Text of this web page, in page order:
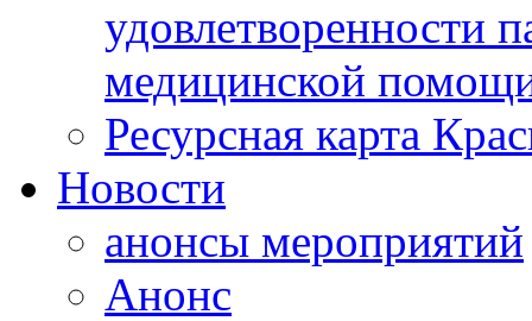
удовлетворенности
медицинской
Ресурсная карта
Новости
анонсы мероприятий
Анонс